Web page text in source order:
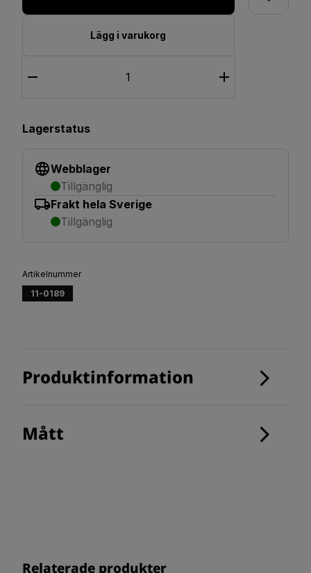
Lägg i varukorg
Lagerstatus
Webblager
Tillgänglig
Frakt hela Sverige
Tillgänglig
Artikelnummer
11-0189
Produktinformation
Mått
Relaterade produkter